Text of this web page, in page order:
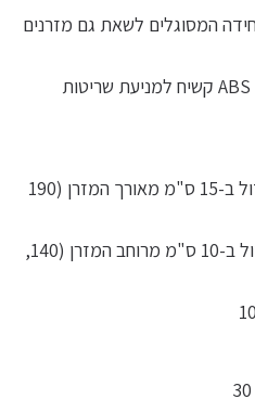
עד 90 ק"ג ליחידה המסוגלים לשאת גם מזרנים
רגלים בגובה 3 ס"מ, עשויות ABS קשיח למניעת שריטות
האורך המירבי של המיטה גדול ב-15 ס"מ מאורך המזרן (190
הרוחב המירבי של המיטה גדול ב-10 ס"מ מרוחב המזרן (140,